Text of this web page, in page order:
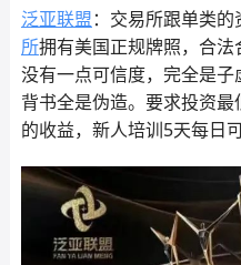
泛亚联盟：交易所跟单类
所拥有美国正规牌照，合
没有一点可信度，完全是子
背书全是伪造。要求投资
的收益，新人培训5天每日